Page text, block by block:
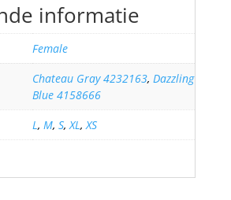
informatie
Female
Chateau Gray 4232163, Dazzling
Blue 4158666
L, M, S,XL,XS